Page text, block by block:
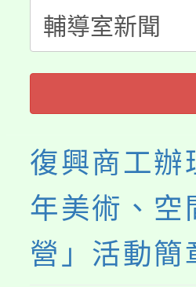
程
復興商工
年美術、空
營」活動簡